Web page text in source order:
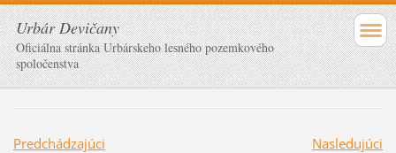
Urbár Devičany
Oficiálna stránka Urbárskeho lesného pozemkového
spoločenstva
Predchádzajúci
Nasledujúci